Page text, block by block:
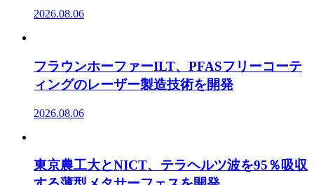
2026.08.06
フラウンホーファーILT、PFASフリーコーテ
ィングのレーザー製造技術を開発
2026.08.06
東京農工大とNICT、テラヘルツ波を95％吸収